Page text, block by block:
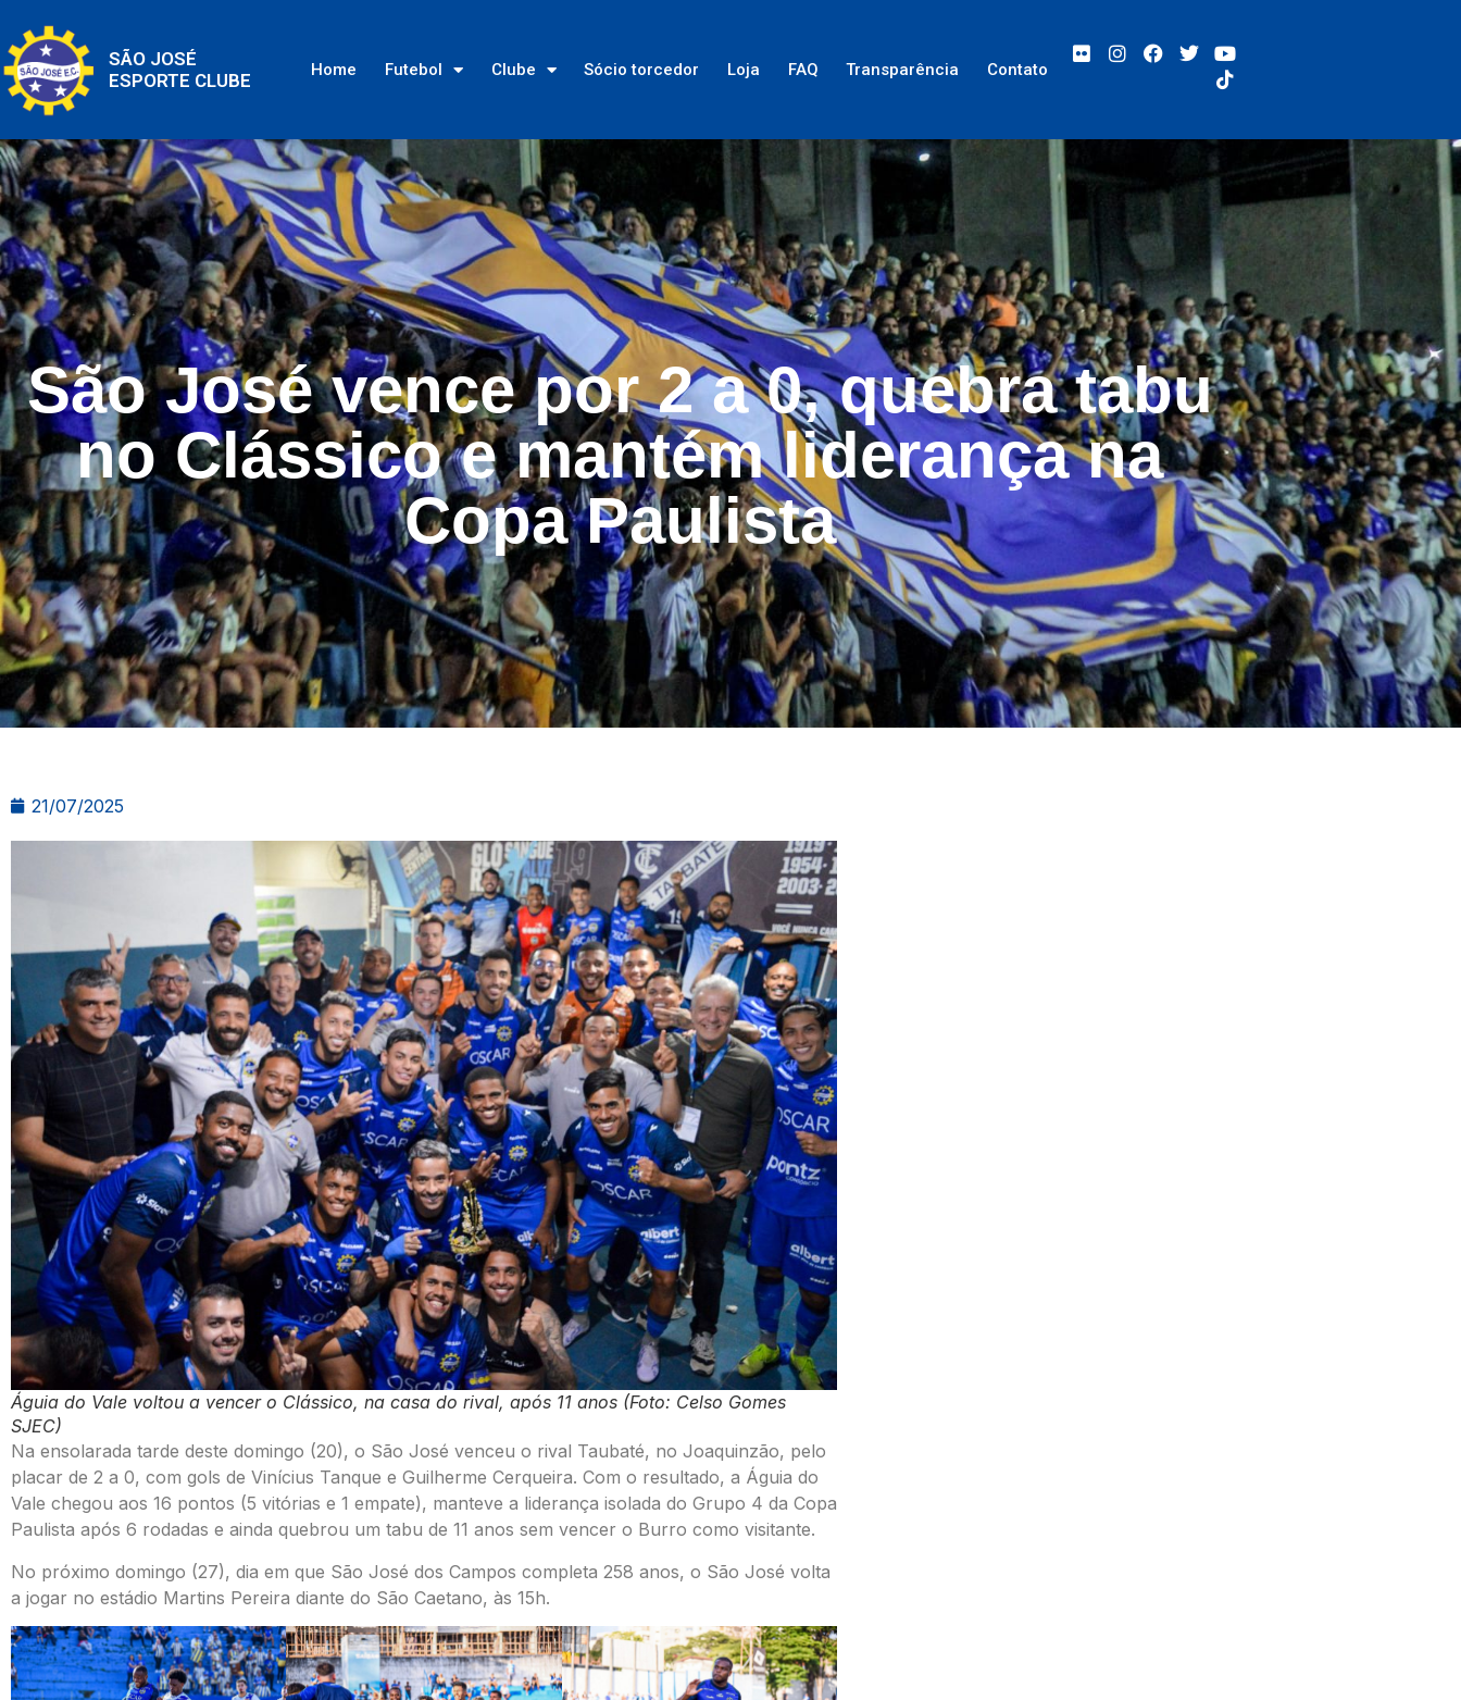
SÃO JOSÉ
ESPORTE CLUBE
Home Futebol Clube Sócio torcedor Loja FAQ Transparência Contato
São José vence por 2 a 0, quebra tabu
no Clássico e mantém liderança na
Copa Paulista
21/07/2025
Águia do Vale voltou a vencer o Clássico, na casa do rival, após 11 anos (Foto: Celso Gomes
SJEC)
Na ensolarada tarde deste domingo (20), o São José venceu o rival Taubaté, no Joaquinzão, pelo
placar de 2 a 0, com gols de Vinícius Tanque e Guilherme Cerqueira. Com o resultado, a Águia do
Vale chegou aos 16 pontos (5 vitórias e 1 empate), manteve a liderança isolada do Grupo 4 da Copa
Paulista após 6 rodadas e ainda quebrou um tabu de 11 anos sem vencer o Burro como visitante.
No próximo domingo (27), dia em que São José dos Campos completa 258 anos, o São José volta
a jogar no estádio Martins Pereira diante do São Caetano, às 15h.